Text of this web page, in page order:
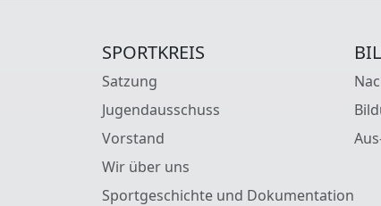
SPORTKREIS
Satzung
Jugendausschuss
Vorstand
Wir über uns
Sportgeschichte und Dokumentation